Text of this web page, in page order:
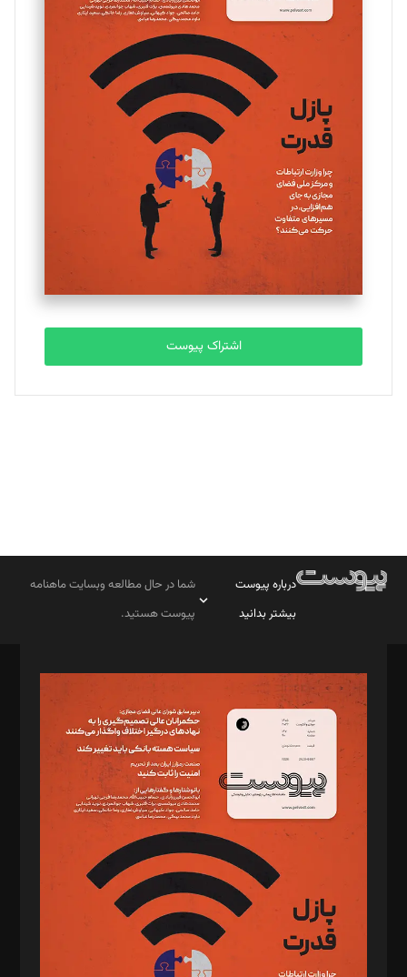
مینا پاکدل
یسنا امان‌پور
تحریریه
ملینا جعفری
تحریریه
مصطفی مسجدی آرانی
تحریریه
بابک نقاش
تحریریه
اشتراک پیوست
درباره پیوست
بیشتر بدانید
شما در حال مطالعه وبسایت ماهنامه
پیوست هستید.
مدیر مسئول: محمدباقر اثنی‌عشری
سردبیر: مهرک محمودی
دبیر تحریریه: میثم قاسمی
د‌بیر ناداستان: سمانه سمیع
د‌بیر خدمت و تجارت: ابوالفضل رجبی
د‌بیر حقوق فناوری: حسام‌الدین ایپکچی
د‌بیر پیوست جهان: مینا پاکدل
د‌بیر تحریریه آنلاین: بابک نقاش
تحریریه‌: مجتبی محمود‌ی، آرش برهمند، یسنا امان‌پور، سروش کرمیان،
مصطفی مسجدی آرانی، ابوالفضل رجبی، زهرا فکرانه، فائزه فتحی
رستمی،مصطفی باستان
ویرایش: نگار استاد‌‌آقا